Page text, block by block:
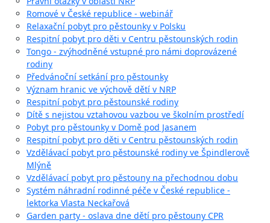
Romové v České republice - webinář
Relaxační pobyt pro pěstounky v Polsku
Respitní pobyt pro děti v Centru pěstounských rodin
Tongo - zvýhodněné vstupné pro námi doprovázené
rodiny
Předvánoční setkání pro pěstounky
Význam hranic ve výchově dětí v NRP
Respitní pobyt pro pěstounské rodiny
Dítě s nejistou vztahovou vazbou ve školním prostředí
Pobyt pro pěstounky v Domě pod Jasanem
Respitní pobyt pro děti v Centru pěstounských rodin
Vzdělávací pobyt pro pěstounské rodiny ve Špindlerově
Mlýně
Vzdělávací pobyt pro pěstouny na přechodnou dobu
Systém náhradní rodinné péče v České republice -
lektorka Vlasta Neckařová
Garden party - oslava dne dětí pro pěstouny CPR